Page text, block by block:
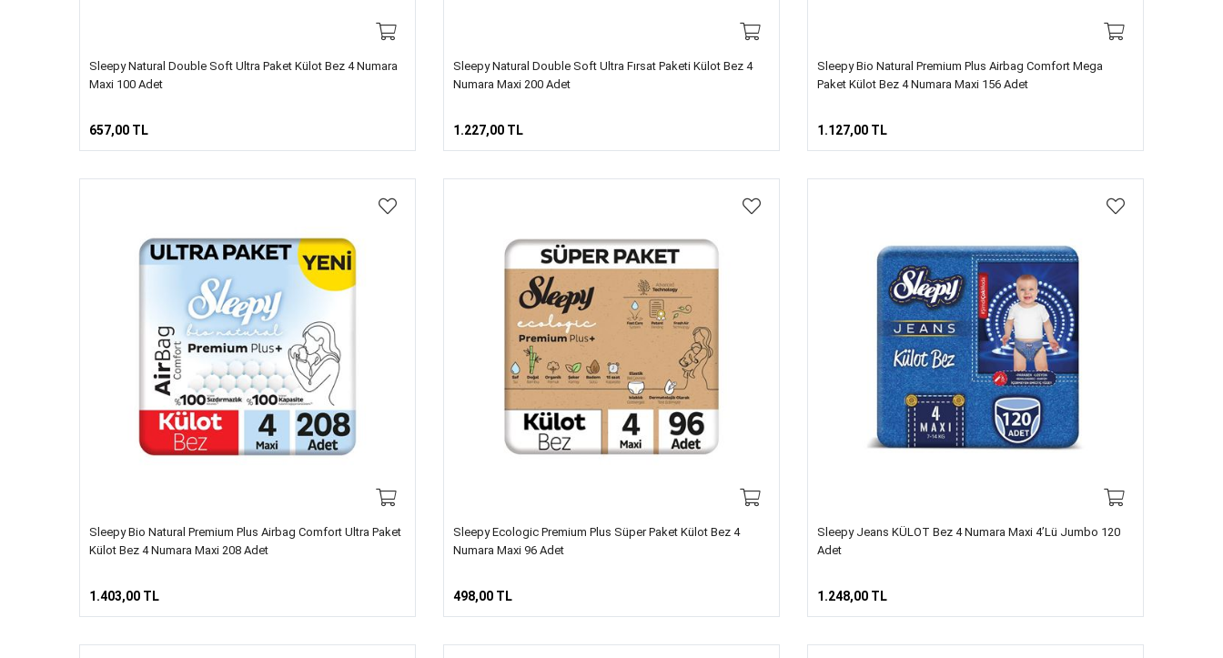
Sleepy Natural Double Soft Ultra Paket Külot Bez 4 Numara
Maxi 100 Adet
657,00 TL
Sleepy Natural Double Soft Ultra Fırsat Paketi Külot Bez 4
Numara Maxi 200 Adet
1.227,00 TL
Sleepy Bio Natural Premium Plus Airbag Comfort Mega
Paket Külot Bez 4 Numara Maxi 156 Adet
1.127,00 TL
Sleepy Bio Natural Premium Plus Airbag Comfort Ultra Paket
Külot Bez 4 Numara Maxi 208 Adet
1.403,00 TL
Sleepy Ecologic Premium Plus Süper Paket Külot Bez 4
Numara Maxi 96 Adet
498,00 TL
Sleepy Jeans KÜLOT Bez 4 Numara Maxi 4’lü Jumbo 120
Adet
1.248,00 TL